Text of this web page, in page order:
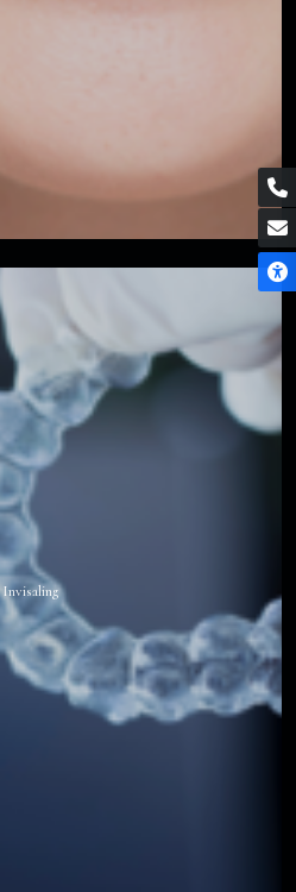
Invisaling